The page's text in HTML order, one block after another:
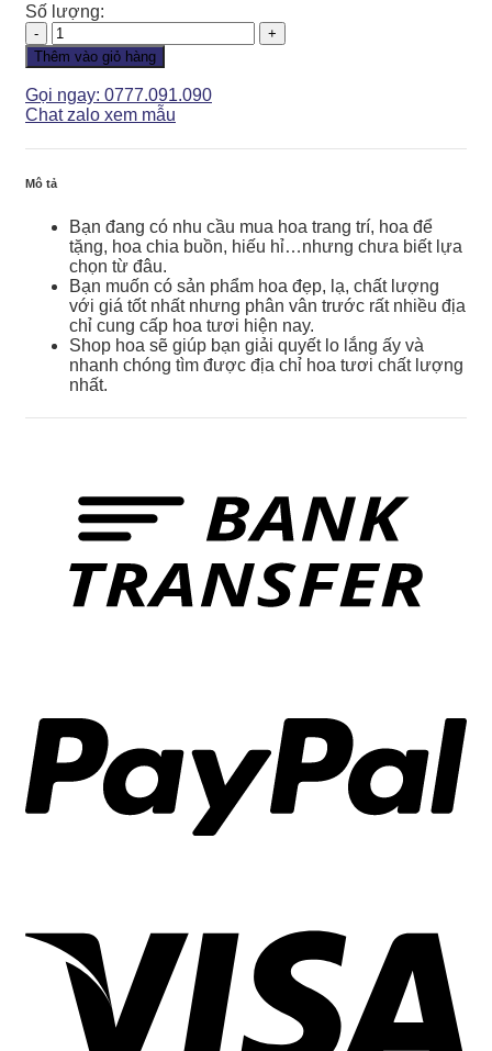
Số lượng:
Giỏ
Hoa
-
GH095
số
lượng
Thêm vào giỏ hàng
Gọi ngay: 0777.091.090
Chat zalo xem mẫu
Mô tả
Bạn đang có nhu cầu mua hoa trang trí, hoa để
tặng, hoa chia buồn, hiếu hỉ…nhưng chưa biết lựa
chọn từ đâu.
Bạn muốn có sản phẩm hoa đẹp, lạ, chất lượng
với giá tốt nhất nhưng phân vân trước rất nhiều địa
chỉ cung cấp hoa tươi hiện nay.
Shop hoa sẽ giúp bạn giải quyết lo lắng ấy và
nhanh chóng tìm được địa chỉ hoa tươi chất lượng
nhất.